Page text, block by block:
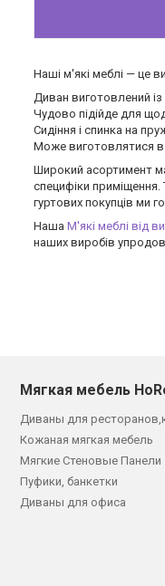
Наші м'які меблі — це
Диван виготовлений
Чудово підійде для
Сидіння і спинка на
Може виготовлятися в
Широкий асортимент
специфіки приміщення.
гуртових покупців ми
Наша М'які меблі від
наших виробів
Мягкая мебель
Диваны для
Кожаная мягкая мебель
Мягкие Стеновые Панели
Пуфики, банкетки
Диваны для офиса